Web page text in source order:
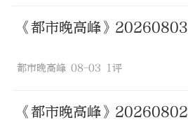
《都市晚高峰》20260803
都市晚高峰 08-03 1评
《都市晚高峰》20260802